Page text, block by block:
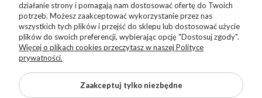
Copyright © 2026 Superbutelki.pl
Shoper Premium
Made with
byMamezi.pl
działanie strony i pomagają nam dostosować ofertę do Twoich
potrzeb. Możesz zaakceptować wykorzystanie przez nas
wszystkich tych plików i przejść do sklepu lub dostosować użycie
plików do swoich preferencji, wybierając opcję "Dostosuj zgody".
Więcej o plikach cookies przeczytasz w naszej Polityce
prywatności.
Zaakceptuj tylko niezbędne